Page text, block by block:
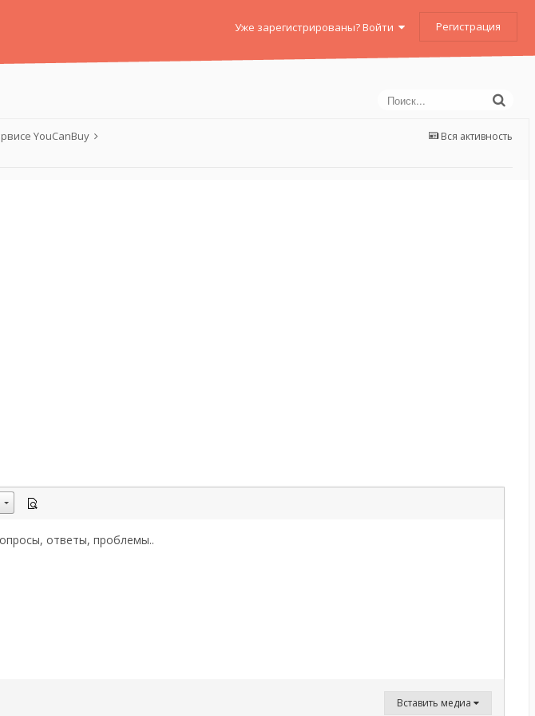
Уже зарегистрированы? Войти Регистрация
Вся активность
YouCanBuy
ответы, проблемы..
Вставить медиа